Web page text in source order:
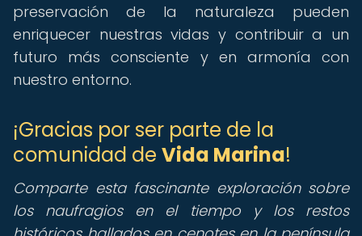
preservación de la naturaleza pueden
enriquecer nuestras vidas y contribuir a un
futuro más consciente y en armonía con
nuestro entorno.
¡Gracias por ser parte de la
comunidad de Vida Marina!
Comparte esta fascinante exploración sobre
los naufragios en el tiempo y los restos